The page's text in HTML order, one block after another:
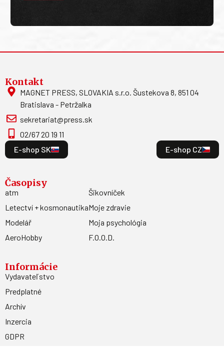
Kontakt
MAGNET PRESS, SLOVAKIA s.r.o. Šustekova 8, 851 04
Bratislava - Petržalka
sekretariat@press.sk
02/67 20 19 11
E-shop SK
E-shop CZ
Časopisy
atm
Letectví + kosmonautika
Modelář
AeroHobby
Šikovníček
Moje zdravie
Moja psychológia
F.O.O.D.
Informácie
Vydavateľstvo
Predplatné
Archív
Inzercia
GDPR